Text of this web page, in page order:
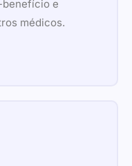
benefício e
médicos.